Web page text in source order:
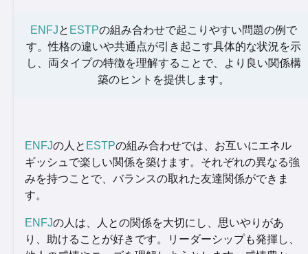
ENFJと ESTPの組み合わせで起こりやすい問題の例で
す。性格の違いや共通点が引き起こす具体的な状況を示
し、両タイプの特徴を理解することで、より良い関係構
築のヒントを提供します。
ENFJの人と ESTPの組み合わせでは、お互いにエネル
ギッシュで楽しい関係を築けます。それぞれの異なる強
みを持つことで、バランスの取れた友達関係ができま
す。
ENFJの人は、人との関係を大切にし、思いやりがあ
り、助けることが好きです。リーダーシップも発揮し、